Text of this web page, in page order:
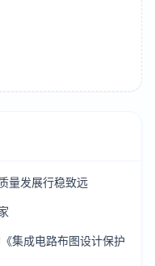
量发展行稳致远
集成电路布图设计保护